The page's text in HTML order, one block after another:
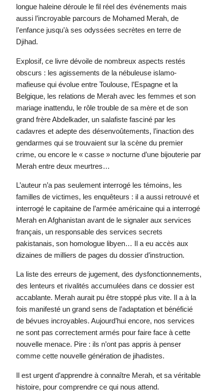
longue haleine déroule le fil réel des événements mais
aussi l’incroyable parcours de Mohamed Merah, de
l’enfance jusqu’à ses odyssées secrètes en terre de
Djihad.
Explosif, ce livre dévoile de nombreux aspects restés
obscurs : les agissements de la nébuleuse islamo-
mafieuse qui évolue entre Toulouse, l’Espagne et la
Belgique, les relations de Merah avec les femmes et son
mariage inattendu, le rôle trouble de sa mère et de son
grand frère Abdelkader, un salafiste fasciné par les
cadavres et adepte des désenvoûtements, l’inaction des
gendarmes qui se trouvaient sur la scène du premier
crime, ou encore le « casse » nocturne d’une bijouterie par
Merah entre deux meurtres…
L’auteur n’a pas seulement interrogé les témoins, les
familles de victimes, les enquêteurs : il a aussi retrouvé et
interrogé le capitaine de l’armée américaine qui a interrogé
Merah en Afghanistan avant de le signaler aux services
français, un responsable des services secrets
pakistanais, son homologue libyen… Il a eu accès aux
dizaines de milliers de pages du dossier d’instruction.
La liste des erreurs de jugement, des dysfonctionnements,
des lenteurs et rivalités accumulées dans ce dossier est
accablante. Merah aurait pu être stoppé plus vite. Il a à la
fois manifesté un grand sens de l’adaptation et bénéficié
de bévues incroyables. Aujourd’hui encore, nos services
ne sont pas correctement armés pour faire face à cette
nouvelle menace. Pire : ils n’ont pas appris à penser
comme cette nouvelle génération de jihadistes.
Il est urgent d’apprendre à connaître Merah, et sa véritable
histoire, pour comprendre ce qui nous attend.